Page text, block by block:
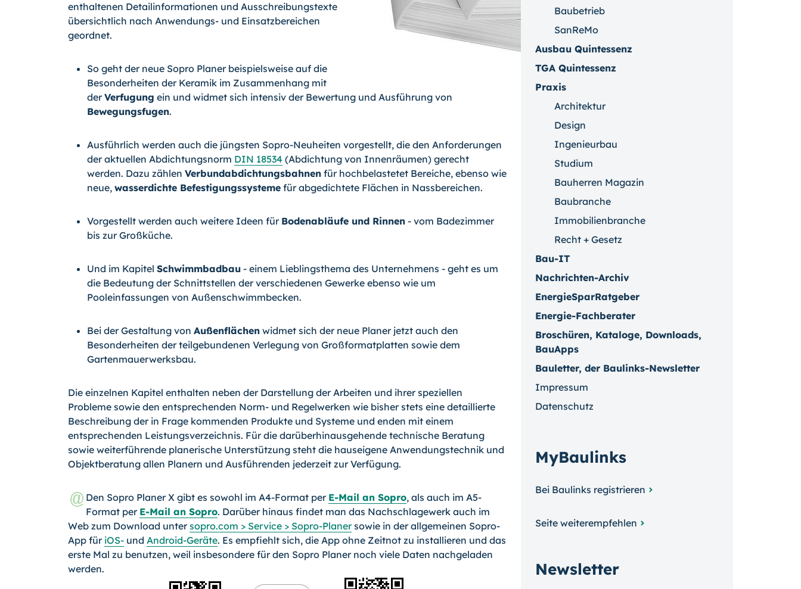
enthaltenen Detailinformationen und Ausschreibungstexte
übersichtlich nach Anwendungs- und Einsatzbereichen
geordnet.
So geht der neue Sopro Planer beispielsweise auf die
Besonderheiten der Keramik im Zusammenhang mit
derVerfugung ein und widmet sich intensiv der Bewertung und Ausführung von
Bewegungsfugen.
Ausführlich werden auch die jüngsten Sopro-Neuheiten vorgestellt, die den Anforderungen
der aktuellen Abdichtungsnorm DIN 18534 (Abdichtung von Innenräumen) gerecht
werden. Dazu zählen Verbundabdichtungsbahnen für hochbelastetet Bereiche, ebenso wie
neue, wasserdichte Befestigungssysteme für abgedichtete Flächen in Nassbereichen.
Vorgestellt werden auch weitere Ideen für Bodenabläufe und Rinnen - vom Badezimmer
bis zur Großküche.
Und im Kapitel Schwimmbadbau - einem Lieblingsthema des Unternehmens - geht es um
die Bedeutung der Schnittstellen der verschiedenen Gewerke ebenso wie um
Pooleinfassungen von Außenschwimmbecken.
Bei der Gestaltung von Außenflächen widmet sich der neue Planer jetzt auch den
Besonderheiten der teilgebundenen Verlegung von Großformatplatten sowie dem
Gartenmauerwerksbau.
Die einzelnen Kapitel enthalten neben der Darstellung der Arbeiten und ihrer speziellen
Probleme sowie den entsprechenden Norm- und Regelwerken wie bisher stets eine detaillierte
Beschreibung der in Frage kommenden Produkte und Systeme und enden mit einem
entsprechenden Leistungsverzeichnis. Für die darüberhinausgehende technische Beratung
sowie weiterführende planerische Unterstützung steht die hauseigene Anwendungstechnik und
Objektberatung allen Planern und Ausführenden jederzeit zur Verfügung.
Den Sopro Planer X gibt es sowohl im A4-Format per E-Mail an Sopro, als auch im A5-
Format per E-Mail an Sopro. Darüber hinaus findet man das Nachschlagewerk auch im
Web zum Download untersopro.com > Service > Sopro-Planersowie in der allgemeinen Sopro-
App für iOS- und Android-Geräte. Es empfiehlt sich, die App ohne Zeitnot zu installieren und das
erste Mal zu benutzen, weil insbesondere für den Sopro Planer noch viele Daten nachgeladen
werden.
Baubetrieb
SanReMo
Ausbau Quintessenz
TGA Quintessenz
Praxis
Architektur
Design
Ingenieurbau
Studium
Bauherren Magazin
Baubranche
Immobilienbranche
Recht + Gesetz
Bau-IT
Nachrichten-Archiv
EnergieSparRatgeber
Energie-Fachberater
Broschüren, Kataloge, Downloads,
BauApps
Bauletter, der Baulinks-Newsletter
Impressum
Datenschutz
MyBaulinks
Bei Baulinks registrieren
Seite weiterempfehlen
Newsletter